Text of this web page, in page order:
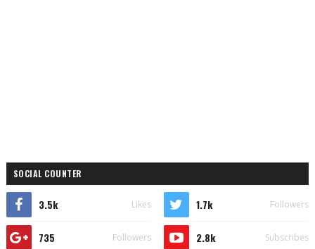
SOCIAL COUNTER
3.5k Likes 1.7k Followers
735 Followers 2.8k Subscribes